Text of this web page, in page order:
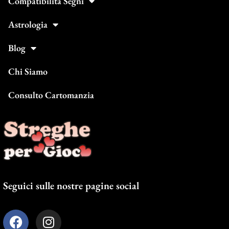
Astrologia
Blog
Chi Siamo
Consulto Cartomanzia
Seguici sulle nostre pagine social
F
I